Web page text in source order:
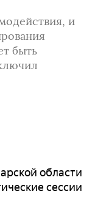
и
быть
области
сессии